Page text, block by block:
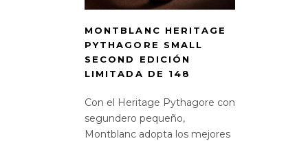
MONTBLANC HERITAGE
PYTHAGORE SMALL
SECOND EDICIÓN
LIMITADA DE 148
Con el Heritage Pythagore con
segundero pequeño,
Montblanc adopta los mejores